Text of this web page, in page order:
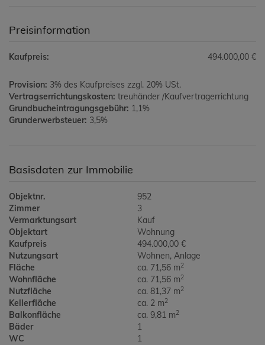
Preisinformation
Kaufpreis: 494.000,00 €
Provision: 3% des Kaufpreises zzgl. 20% USt.
Vertragserrichtungskosten: treuhänder /Kaufvertragerrichtung
Grundbucheintragungsgebühr: 1,1%
Grunderwerbsteuer: 3,5%
Basisdaten zur Immobilie
Objektnr.
952
Zimmer
3
Vermarktungsart
Kauf
Objektart
Wohnung
Kaufpreis
494.000,00 €
Nutzungsart
Wohnen Anlage
Fläche
ca. 71,56 m2
Wohnfläche ca. 71,56 m2
Nutzfläche ca. 81,37 m2
Kellerfläche ca. 2 m2
Balkonfläche ca. 9,81 m2
Bäder
1
WC
1